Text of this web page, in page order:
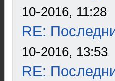
10-2016, 11:28
RE:
10-2016, 13:53
RE: